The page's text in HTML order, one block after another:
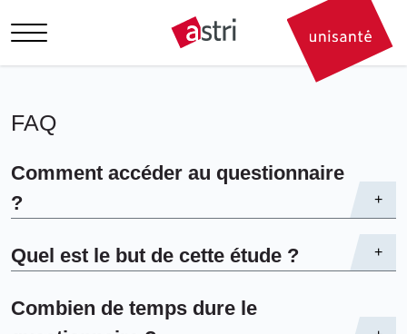
FAQ
Comment accéder au questionnaire
?
+
Quel est le but de cette étude ? +
Combien de temps dure le